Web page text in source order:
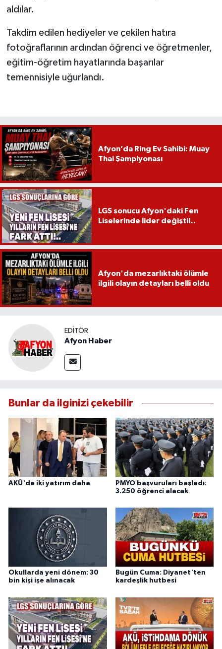
aldılar.
Takdim edilen hediyeler ve çekilen hatıra
fotoğraflarının ardından öğrenci ve öğretmenler,
eğitim-öğretim hayatlarında başarılar
temennisiyle uğurlandı.
Afyon’da Ring Ev Sahibi: Muay
Thai Şampiyonası
LGS sonucu Afyon'daki Fen
Liselerinde lider değişti!..
Afyon'da mezarlıktaki ölümle
ilgili olayın detayları belli oldu
EDITÖR
Afyon Haber
Bunlar da ilginizi çekebilir
AKÜ'de iki yatırım daha
PMYO başvuruları başladı:
3.250 öğrenci alacak
Okullarda yeni dönem: 30
bin kişi işe alınacak
Bugün Cuma: Diyanet'ten
kardeşlik hutbesi